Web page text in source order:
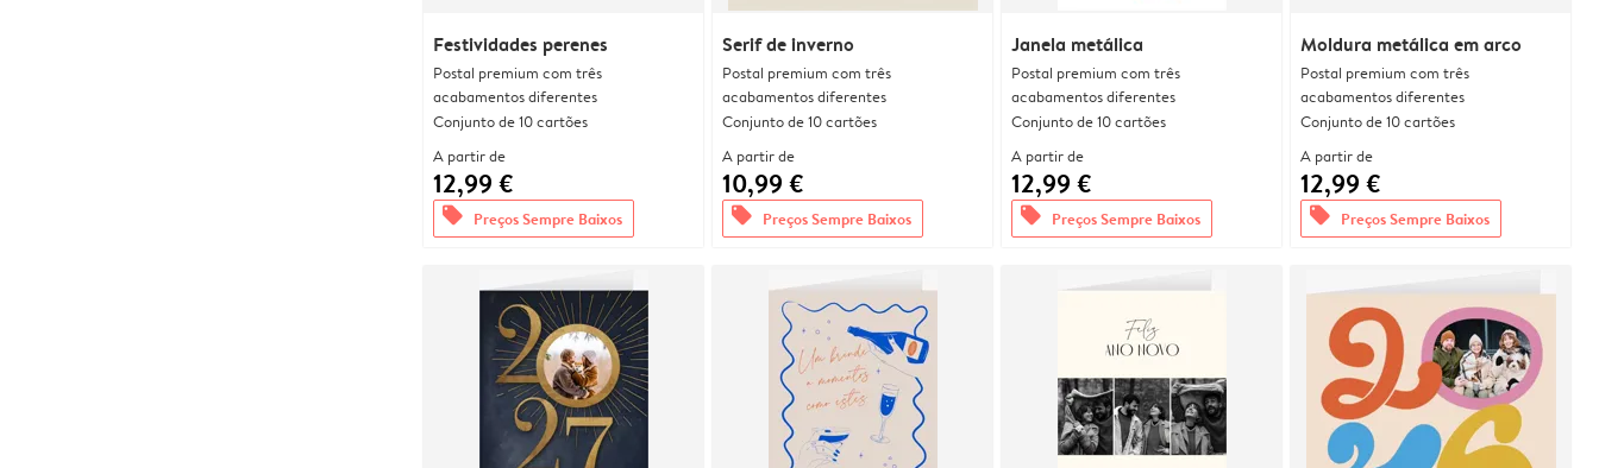
Festividades perenes
Postal premium com três
acabamentos diferentes
Conjunto de 10 cartões
A partir de
12,99 €
offers Preços Sempre Baixos
Serif de inverno
Postal premium com três
acabamentos diferentes
Conjunto de 10 cartões
A partir de
10,99 €
offers Preços Sempre Baixos
Janela metálica
Postal premium com três
acabamentos diferentes
Conjunto de 10 cartões
A partir de
12,99 €
offers Preços Sempre Baixos
Moldura metálica em arco
Postal premium com três
acabamentos diferentes
Conjunto de 10 cartões
A partir de
12,99 €
offers Preços Sempre Baixos